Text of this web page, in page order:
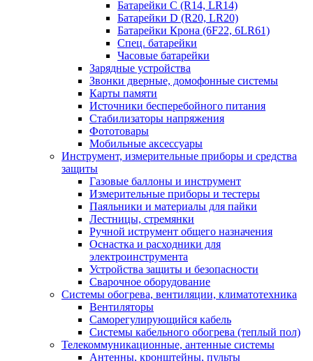
Батарейки C (R14, LR14)
Батарейки D (R20, LR20)
Батарейки Крона (6F22, 6LR61)
Спец. батарейки
Часовые батарейки
Зарядные устройства
Звонки дверные, домофонные системы
Карты памяти
Источники бесперебойного питания
Стабилизаторы напряжения
Фототовары
Мобильные аксессуары
Инструмент, измерительные приборы и средства
защиты
Газовые баллоны и инструмент
Измерительные приборы и тестеры
Паяльники и материалы для пайки
Лестницы, стремянки
Ручной иструмент общего назначения
Оснастка и расходники для
электроинструмента
Устройства защиты и безопасности
Сварочное оборудование
Системы обогрева, вентиляции, климатотехника
Вентиляторы
Саморегулирующийся кабель
Системы кабельного обогрева (теплый пол)
Телекоммуникационные, антенные системы
Антенны, кронштейны, пульты